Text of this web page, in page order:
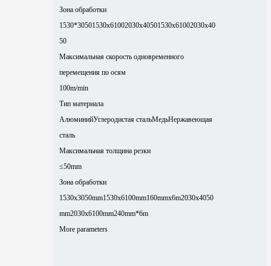
Зона обработки
1530*30501530x61002030x40501530x61002030x40
50
Максимальная скорость одновременного
перемещения по осям
100m/min
Тип материала
АлюминийУглеродистая стальМедьНержавеющая
сталь
Максимальная толщина резки
≤50mm
Зона обработки
1530x3050mm1530x6100mm160mmx6m2030x4050
mm2030x6100mm240mm*6m
More parameters